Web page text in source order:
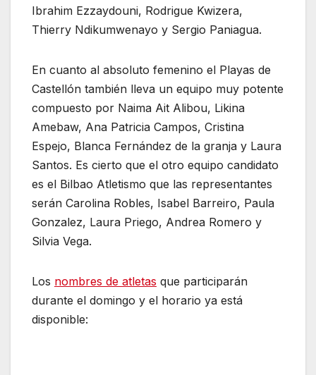
Ibrahim Ezzaydouni, Rodrigue Kwizera,
Thierry Ndikumwenayo y Sergio Paniagua.
En cuanto al absoluto femenino el Playas de
Castellón también lleva un equipo muy potente
compuesto por Naima Ait Alibou, Likina
Amebaw, Ana Patricia Campos, Cristina
Espejo, Blanca Fernández de la granja y Laura
Santos. Es cierto que el otro equipo candidato
es el Bilbao Atletismo que las representantes
serán Carolina Robles, Isabel Barreiro, Paula
Gonzalez, Laura Priego, Andrea Romero y
Silvia Vega.
Los nombres de atletas que participarán
durante el domingo y el horario ya está
disponible: